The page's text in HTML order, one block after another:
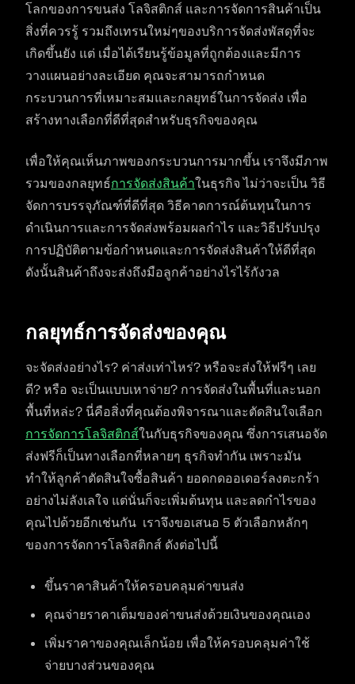
โลกของการขนส่ง โลจิสติกส์ และการจัดการสินค้าเป็น
สิ่งที่ควรรู้ รวมถึงเทรนใหม่ๆของบริการจัดส่งพัสดุที่จะ
เกิดขึ้นยัง แต่ เมื่อได้เรียนรู้ข้อมูลที่ถูกต้องและมีการ
วางแผนอย่างละเอียด คุณจะสามารถกำหนด
กระบวนการที่เหมาะสมและกลยุทธ์ในการจัดส่ง เพื่อ
สร้างทางเลือกที่ดีที่สุดสำหรับธุรกิจของคุณ
เพื่อให้คุณเห็นภาพของกระบวนการมากขึ้น เราจึงมีภาพ
รวมของกลยุทธ์การจัดส่งสินค้าในธุรกิจ ไม่ว่าจะเป็น วิธี
จัดการบรรจุภัณฑ์ที่ดีที่สุด วิธีคาดการณ์ต้นทุนในการ
ดำเนินการและการจัดส่งพร้อมผลกำไร และวิธีปรับปรุง
การปฏิบัติตามข้อกำหนดและการจัดส่งสินค้าให้ดีที่สุด
ดังนั้นสินค้าถึงจะส่งถึงมือลูกค้าอย่างไรไร้กังวล
กลยุทธ์การจัดส่งของคุณ
จะจัดส่งอย่างไร? ค่าส่งเท่าไหร่? หรือจะส่งให้ฟรีๆ เลย
ดี? หรือ จะเป็นแบบเหาจ่าย? การจัดส่งในพื้นที่และนอก
พื้นที่หล่ะ? นี่คือสิ่งที่คุณต้องพิจารณาและตัดสินใจเลือก
การจัดการโลจิสติกส์ในกับธุรกิจของคุณ ซึ่งการเสนอจัด
ส่งฟรีก็เป็นทางเลือกที่หลายๆ ธุรกิจทำกัน เพราะมัน
ทำให้ลูกค้าตัดสินใจซื้อสินค้า ยอดกดออเดอร์ลงตะกร้า
อย่างไม่ลังเลใจ แต่นั่นก็จะเพิ่มต้นทุน และลดกำไรของ
คุณไปด้วยอีกเช่นกัน เราจึงขอเสนอ 5 ตัวเลือกหลักๆ
ของการจัดการโลจิสติกส์ ดังต่อไปนี้
ขึ้นราคาสินค้าให้ครอบคลุมค่าขนส่ง
คุณจ่ายราคาเต็มของค่าขนส่งด้วยเงินของคุณเอง
เพิ่มราคาของคุณเล็กน้อย เพื่อให้ครอบคลุมค่าใช้
จ่ายบางส่วนของคุณ